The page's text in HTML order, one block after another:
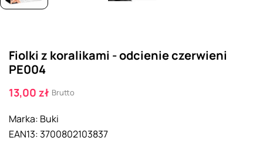
Fiolki z koralikami - odcienie czerwieni
PE004
13,00 zł Brutto
Marka: Buki
EAN13:3700802103837